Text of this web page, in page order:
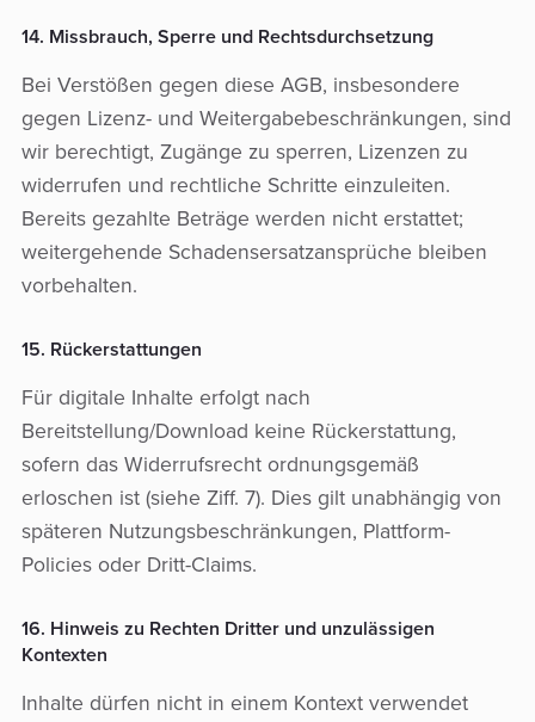
14. Missbrauch, Sperre und Rechtsdurchsetzung
Bei Verstößen gegen diese AGB, insbesondere
gegen Lizenz- und Weitergabebeschränkungen, sind
wir berechtigt, Zugänge zu sperren, Lizenzen zu
widerrufen und rechtliche Schritte einzuleiten.
Bereits gezahlte Beträge werden nicht erstattet;
weitergehende Schadensersatzansprüche bleiben
vorbehalten.
15. Rückerstattungen
Für digitale Inhalte erfolgt nach
Bereitstellung/Download keine Rückerstattung,
sofern das Widerrufsrecht ordnungsgemäß
erloschen ist (siehe Ziff. 7). Dies gilt unabhängig von
späteren Nutzungsbeschränkungen, Plattform-
Policies oder Dritt-Claims.
16. Hinweis zu Rechten Dritter und unzulässigen
Kontexten
Inhalte dürfen nicht in einem Kontext verwendet